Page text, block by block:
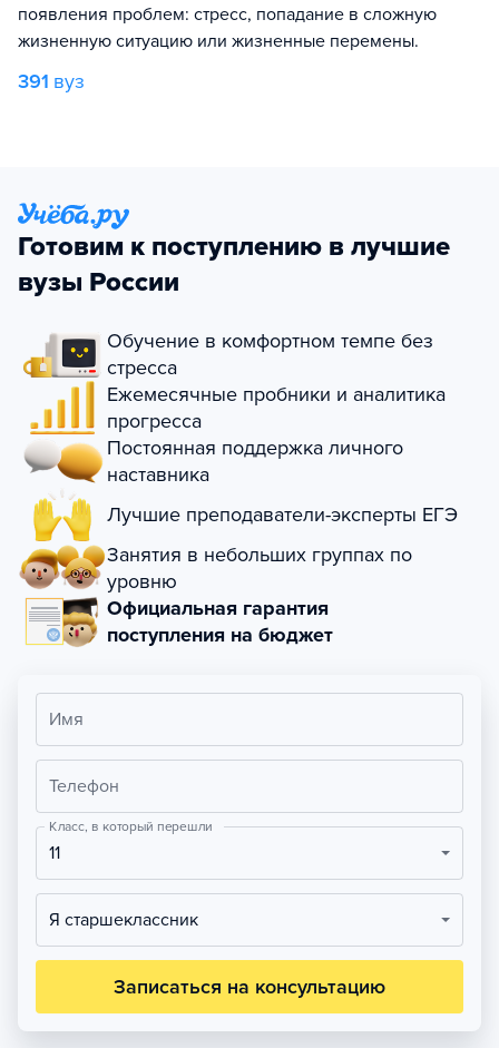
появления проблем: стресс, попадание в сложную
жизненную ситуацию или жизненные перемены.
391 вуз
Готовим к поступлению в лучшие
вузы России
Обучение в комфортном темпе без
стресса
Ежемесячные пробники и аналитика
прогресса
Постоянная поддержка личного
наставника
Лучшие преподаватели-эксперты ЕГЭ
Занятия в небольших группах по
уровню
Официальная гарантия
поступления на бюджет
Имя
Телефон
Класс, в который перешли
11
Я старшеклассник
Записаться на консультацию